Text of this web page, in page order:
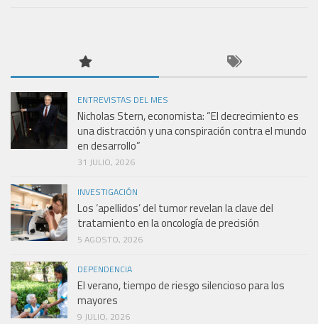
ENTREVISTAS DEL MES
Nicholas Stern, economista: “El decrecimiento es
una distracción y una conspiración contra el mundo
en desarrollo”
31 JULIO, 2026
INVESTIGACIÓN
Los ‘apellidos’ del tumor revelan la clave del
tratamiento en la oncología de precisión
5 AGOSTO, 2026
DEPENDENCIA
El verano, tiempo de riesgo silencioso para los
mayores
9 JULIO, 2026